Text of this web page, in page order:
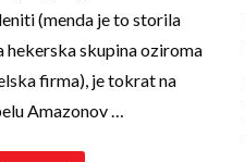
(menda je to storila
hekerska skupina oziroma
firma), je tokrat na
Amazonov …